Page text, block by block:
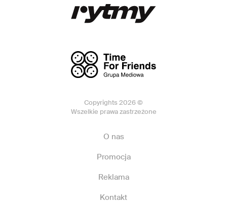
Copyrights 2026 ©
Wszelkie prawa zastrzeżone
O nas
Promocja
Reklama
Kontakt